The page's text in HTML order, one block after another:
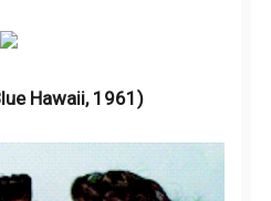
Hawaii, 1961)